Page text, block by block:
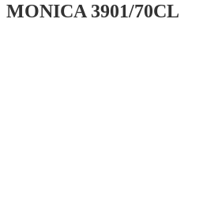
MONICA 3901/70CL